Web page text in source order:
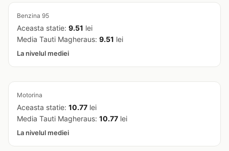
Benzina 95
Aceasta statie: 9.51 lei
Media Tauti Magheraus: 9.51 lei
La nivelul mediei
Motorina
Aceasta statie: 10.77 lei
Media Tauti Magheraus: 10.77 lei
La nivelul mediei